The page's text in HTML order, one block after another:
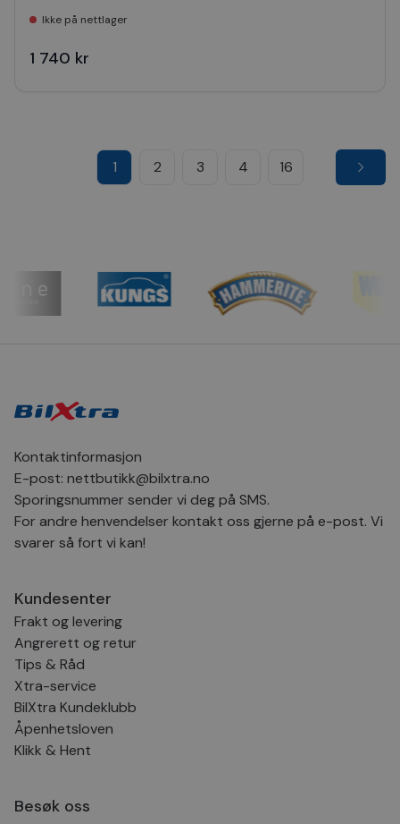
Ikke på nettlager
1 740 kr
1 2 3 4 16
Kontaktinformasjon
E-post: nettbutikk@bilxtra.no
Sporingsnummer sender vi deg på SMS.
For andre henvendelser kontakt oss gjerne på e-post. Vi
svarer så fort vi kan!
Kundesenter
Frakt og levering
Angrerett og retur
Tips & Råd
Xtra-service
BilXtra Kundeklubb
Åpenhetsloven
Klikk & Hent
Besøk oss